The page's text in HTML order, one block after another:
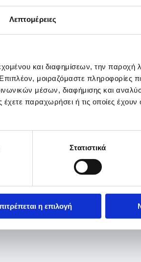
Λεπτομέρειες
και διαφημίσεων, την παροχή
μοιραζόμαστε πληροφορίες
μέσων, διαφήμισης και
παραχωρήσει ή τις οποίες έχουν
Στατιστικά
η επιλογή